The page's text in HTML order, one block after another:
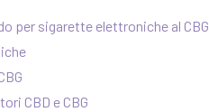
per sigarette elettroniche al CBG
CBD e CBG